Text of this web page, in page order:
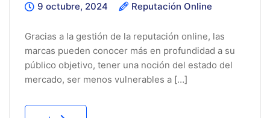
9 octubre, 2024 Reputación Online
Gracias a la gestión de la reputación online, las
marcas pueden conocer más en profundidad a su
público objetivo, tener una noción del estado del
mercado, ser menos vulnerables a […]